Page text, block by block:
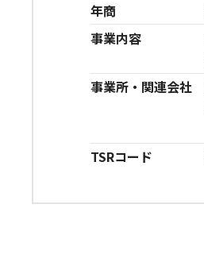
年商
事業内容
事業所・関連会社
TSRコード